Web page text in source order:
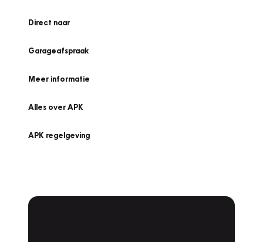
Direct naar
Garageafspraak
Meer informatie
Alles over APK
APK regelgeving